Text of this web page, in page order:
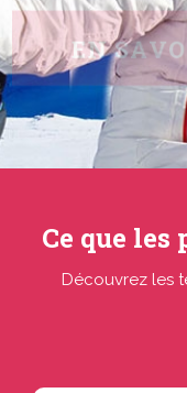
EN
Ce que
Découvrez les